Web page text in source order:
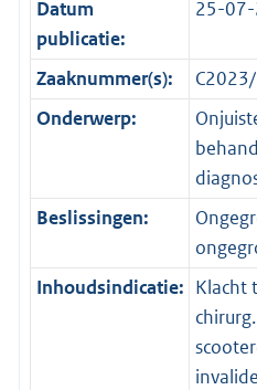
Datum
publicatie:
25-
Zaaknummer(s):
Onderwerp:
Beslissingen:
Inhoudsindicatie: Klacht